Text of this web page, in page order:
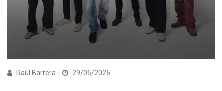
Raúl Barrera 29/05/2026